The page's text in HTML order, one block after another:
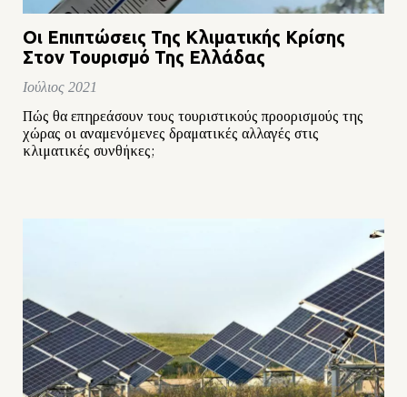
Οι Επιπτώσεις Της Κλιματικής Κρίσης
Στον Τουρισμό Της Ελλάδας
Ιούλιος 2021
Πώς θα επηρεάσουν τους τουριστικούς προορισμούς της
χώρας οι αναμενόμενες δραματικές αλλαγές στις
κλιματικές συνθήκες;